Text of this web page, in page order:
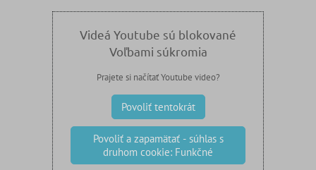
Videá Youtube sú blokované
Voľbami súkromia
Prajete si načítať Youtube video?
Povoliť tentokrát
Povoliť a zapamätať - súhlas s
druhom cookie: Funkčné